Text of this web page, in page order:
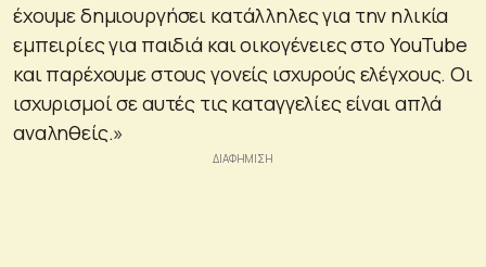
έχουμε δημιουργήσει κατάλληλες για την ηλικία
εμπειρίες για παιδιά και οικογένειες στο YouTube
και παρέχουμε στους γονείς ισχυρούς ελέγχους. Οι
ισχυρισμοί σε αυτές τις καταγγελίες είναι απλά
αναληθείς.»